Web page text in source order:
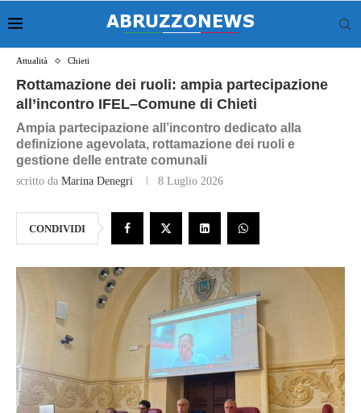
Attualità Chieti
Rottamazione dei ruoli: ampia partecipazione
all’incontro IFEL–Comune di Chieti
Ampia partecipazione all’incontro dedicato alla
definizione agevolata, rottamazione dei ruoli e
gestione delle entrate comunali
scritto da Marina Denegri 8 Luglio 2026
CONDIVIDI